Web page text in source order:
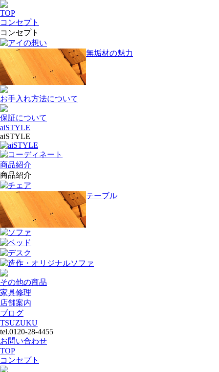
TOP
コンセプト
コンセプト
アイの想い
無垢材の魅力
お手入れ方法について
保証について
aiSTYLE
aiSTYLE
aiSTYLE
コーディネート
商品紹介
商品紹介
チェア
テーブル
ソファ
ベッド
デスク
造作・オリジナルソファ
その他の商品
家具修理
店舗案内
ブログ
TSUZUKU
tel.0120-28-4455
お問い合わせ
TOP
コンセプト